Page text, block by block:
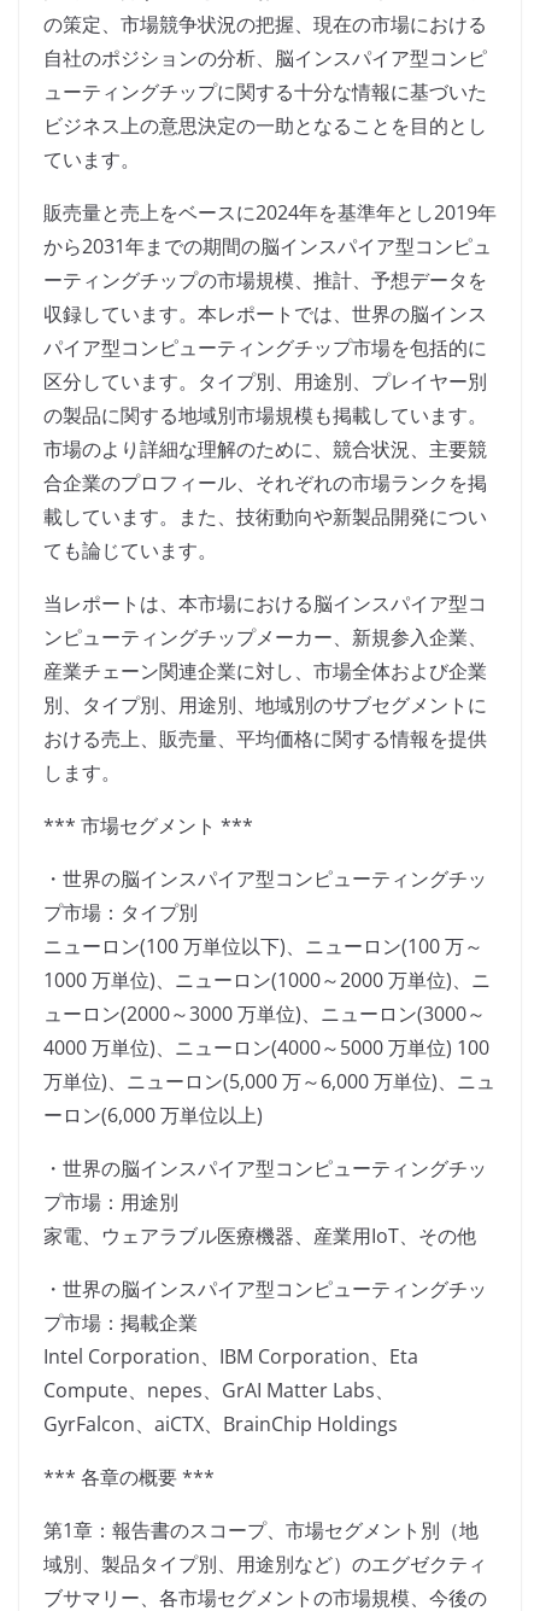
の策定、市場競争状況の把握、現在の市場における
自社のポジションの分析、脳インスパイア型コンピ
ューティングチップに関する十分な情報に基づいた
ビジネス上の意思決定の一助となることを目的とし
ています。
販売量と売上をベースに2024年を基準年とし2019年
から2031年までの期間の脳インスパイア型コンピュ
ーティングチップの市場規模、推計、予想データを
収録しています。本レポートでは、世界の脳インス
パイア型コンピューティングチップ市場を包括的に
区分しています。タイプ別、用途別、プレイヤー別
の製品に関する地域別市場規模も掲載しています。
市場のより詳細な理解のために、競合状況、主要競
合企業のプロフィール、それぞれの市場ランクを掲
載しています。また、技術動向や新製品開発につい
ても論じています。
当レポートは、本市場における脳インスパイア型コ
ンピューティングチップメーカー、新規参入企業、
産業チェーン関連企業に対し、市場全体および企業
別、タイプ別、用途別、地域別のサブセグメントに
おける売上、販売量、平均価格に関する情報を提供
します。
*** 市場セグメント ***
・世界の脳インスパイア型コンピューティングチッ
プ市場：タイプ別
ニューロン(100 万単位以下)、ニューロン(100 万～
1000 万単位)、ニューロン(1000～2000 万単位)、ニ
ューロン(2000～3000 万単位)、ニューロン(3000～
4000 万単位)、ニューロン(4000～5000 万単位) 100
万単位)、ニューロン(5,000 万～6,000 万単位)、ニュ
ーロン(6,000 万単位以上)
・世界の脳インスパイア型コンピューティングチッ
プ市場：用途別
家電、ウェアラブル医療機器、産業用IoT、その他
・世界の脳インスパイア型コンピューティングチッ
プ市場：掲載企業
Intel Corporation、IBM Corporation、Eta
Compute、nepes、GrAI Matter Labs、
GyrFalcon、aiCTX、BrainChip Holdings
*** 各章の概要 ***
第1章：報告書のスコープ、市場セグメント別（地
域別、製品タイプ別、用途別など）のエグゼクティ
ブサマリー、各市場セグメントの市場規模、今後の